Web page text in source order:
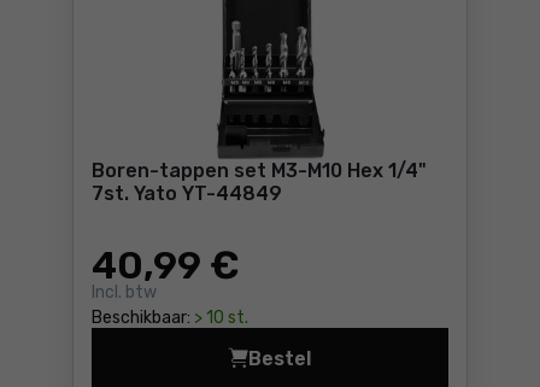
Boren-tappen set M3-M10 Hex 1/4"
7st. Yato YT-44849
40,99 €
Incl. btw
Beschikbaar: > 10 st.
Bestel
Boren-tappen set M3-M10